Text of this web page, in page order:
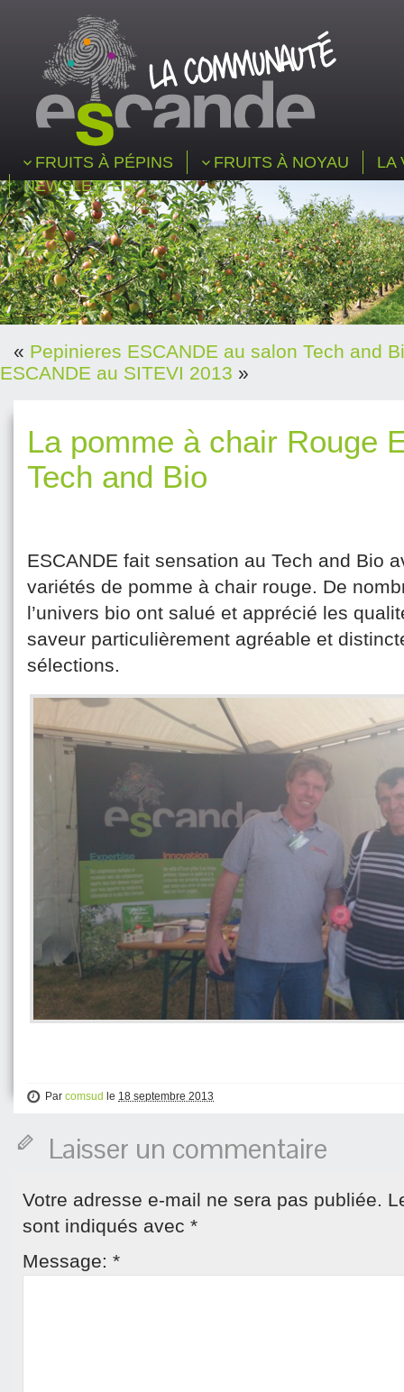
FRUITS À PÉPINS FRUITS À NOYAU
LA
NEWSLETTER
« Pepinieres ESCANDE au salon Tech and
ESCANDE au SITEVI 2013 »
La pomme à chair Rouge
Tech and Bio
ESCANDE fait sensation au Tech and Bio
variétés de pomme à chair rouge. De
l’univers bio ont salué et apprécié les
saveur particulièrement agréable et
sélections.
Par comsud le 18 septembre 2013
Laisser un commentaire
Votre adresse e-mail ne sera pas publiée.
sont indiqués avec *
Message: *